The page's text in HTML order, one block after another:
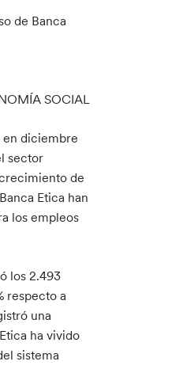
de Banca
SOCIAL
en diciembre
sector
de
Etica han
los empleos
los 2.493
respecto a
una
ha vivido
sistema